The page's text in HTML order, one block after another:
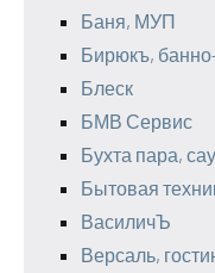
Баня, МУП
Бирюкъ,
Блеск
БМВ Сервис
Бухта пара,
Бытовая
ВасиличЪ
Версаль,